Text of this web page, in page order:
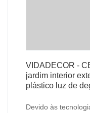
VIDADECOR -
jardim interior
plástico luz de
Devido às